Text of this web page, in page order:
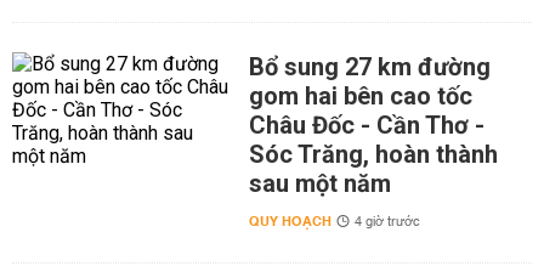
Bổ sung 27 km đường
gom hai bên cao tốc
Châu Đốc - Cần Thơ -
Sóc Trăng, hoàn thành
sau một năm
QUY HOẠCH 4 giờ trước